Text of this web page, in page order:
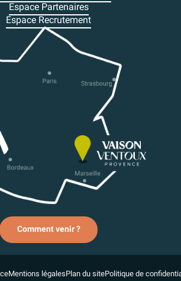
Espace Partenaires
Espace Recrutement
Comment venir ?
Mentions légalesPlan du sitePolitique de